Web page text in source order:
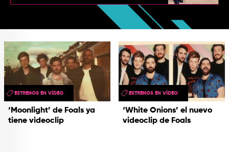
‘Moonlight’ de Foals ya
tiene videoclip
ESTRENOS EN VÍDEO
‘White Onions’ el nuevo
videoclip de Foals
ESTRENOS EN VÍDEO